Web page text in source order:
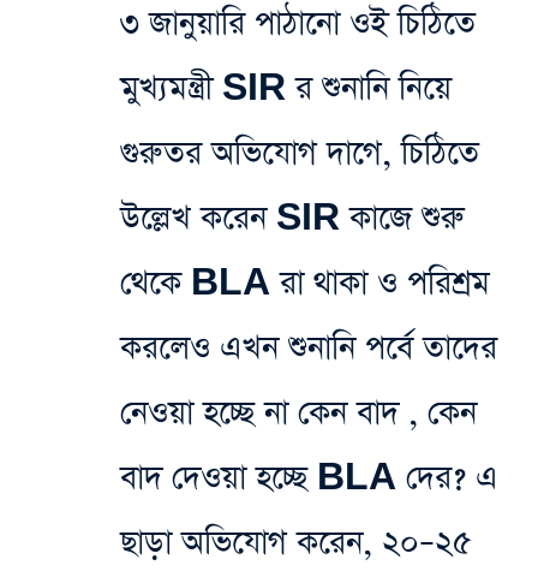
৩ জানুয়ারি পাঠানো ওই চিঠিতে
মুখ্যমন্ত্রী SIR র‌ শুনানি নিয়ে
গুরুতর অভিযোগ দাগে‌, চিঠিতে
উল্লেখ করেন SIR কাজে শুরু
থেকে BLA রা‌ থাকা ও পরিশ্রম
করলেও এখন শুনানি পর্বে তাদের
নেওয়া হচ্ছে না কেন বাদ , কেন
বাদ দেওয়া হচ্ছে BLA দের? এ
ছাড়া অভিযোগ করেন, ২০–২৫